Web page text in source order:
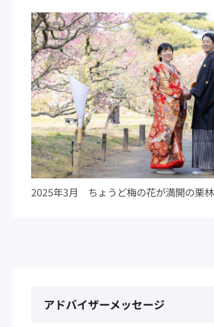
2025年3月 ちょうど梅の花が満開の栗
アドバイザーメッセージ